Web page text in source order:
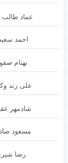
عماد طالب
احمد
بهنام
علی زند
شادمهر
مسعود
رضا